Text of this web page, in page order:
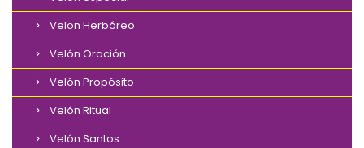
Velon Herbóreo
Velón Oración
Velón Propósito
Velón Ritual
Velón Santos